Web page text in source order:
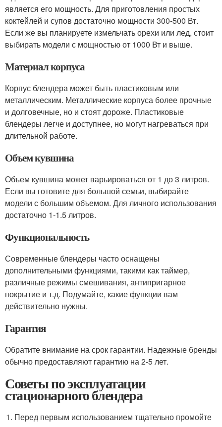
является его мощность. Для приготовления простых
коктейлей и супов достаточно мощности 300-500 Вт.
Если же вы планируете измельчать орехи или лед, стоит
выбирать модели с мощностью от 1000 Вт и выше.
Материал корпуса
Корпус блендера может быть пластиковым или
металлическим. Металлические корпуса более прочные
и долговечные, но и стоят дороже. Пластиковые
блендеры легче и доступнее, но могут нагреваться при
длительной работе.
Объем кувшина
Объем кувшина может варьироваться от 1 до 3 литров.
Если вы готовите для большой семьи, выбирайте
модели с большим объемом. Для личного использования
достаточно 1-1.5 литров.
Функциональность
Современные блендеры часто оснащены
дополнительными функциями, такими как таймер,
различные режимы смешивания, антипригарное
покрытие и т.д. Подумайте, какие функции вам
действительно нужны.
Гарантия
Обратите внимание на срок гарантии. Надежные бренды
обычно предоставляют гарантию на 2-5 лет.
Советы по эксплуатации
стационарного блендера
Перед первым использованием тщательно промойте